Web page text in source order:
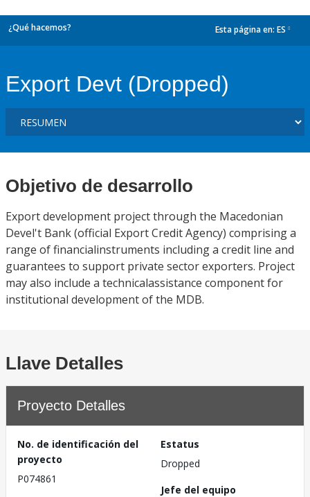
¿Qué hacemos? Esta página en: ES
Export Devt (Dropped)
Objetivo de desarrollo
Export development project through the Macedonian
Devel't Bank (official Export Credit Agency) comprising a
range of financialinstruments including a credit line and
guarantees to support private sector exporters. Project
may also include a technicalassistance component for
institutional development of the MDB.
Llave Detalles
Proyecto Detalles
No. de identificación del
proyecto
P074861
Estatus
Dropped
Jefe del equipo